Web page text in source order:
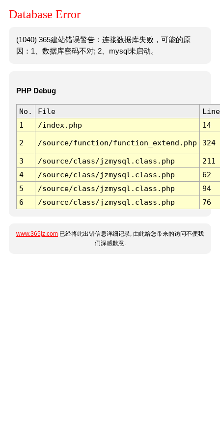
Database Error
(1040) 365建站错误警告：连接数据库失败，可能的原
因：1、数据库密码不对; 2、mysql未启动。
PHP Debug
No. File
Line
1
/index.php 14
2 /source/function/function_extend.php 324
3 /source/class/jzmysql.class.php
211
4
/source/class/jzmysql.class.php
62
5
/source/class/jzmysql.class.php
94
6
/source/class/jzmysql.class.php 76
www.365jz.com 已经将此出错信息详细记录, 由此给您带来的访问不便我
们深感歉意.